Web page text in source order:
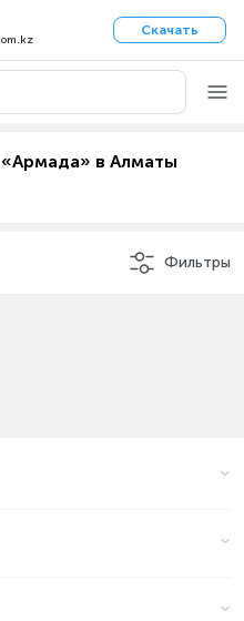
Скачать
в Алматы
Фильтры